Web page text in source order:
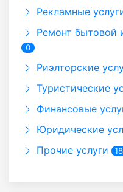
Рекламные
Ремонт бытовой
0
Риэлторские
Туристические
Финансовые
Юридические
Прочие услуги